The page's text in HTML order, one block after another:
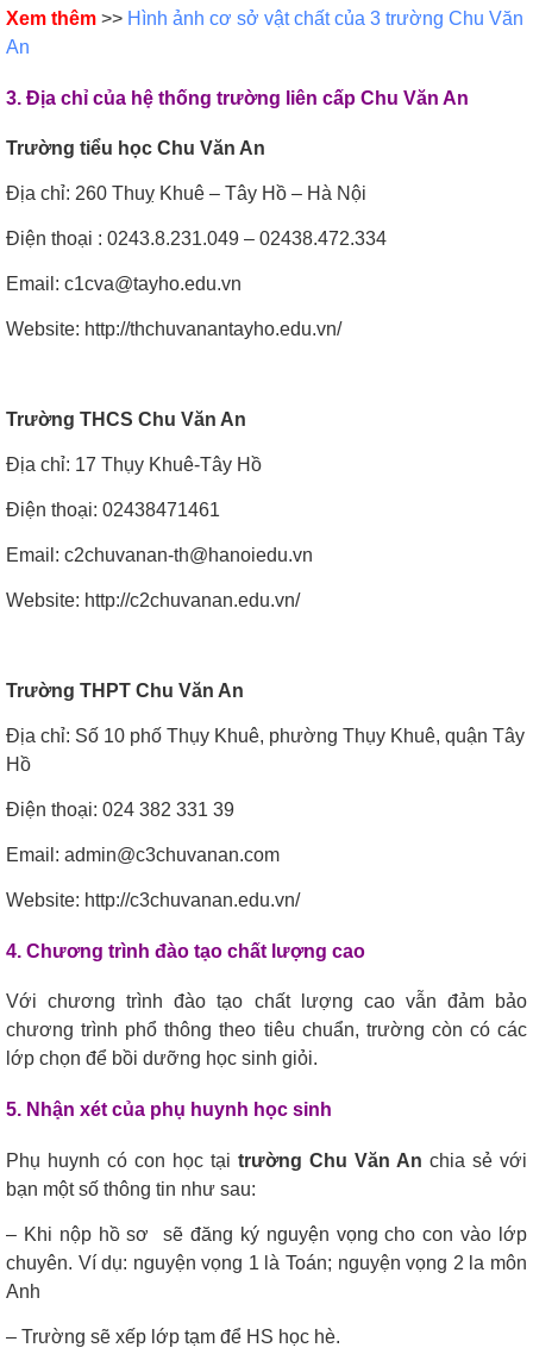
Xem thêm >> Hình ảnh cơ sở vật chất của 3 trường Chu Văn
An
3. Địa chỉ của hệ thống trường liên cấp Chu Văn An
Trường tiểu học Chu Văn An
Địa chỉ: 260 Thuỵ Khuê – Tây Hồ – Hà Nội
Điện thoại : 0243.8.231.049 – 02438.472.334
Email: c1cva@tayho.edu.vn
Website: http://thchuvanantayho.edu.vn/
Trường THCS Chu Văn An
Địa chỉ: 17 Thụy Khuê-Tây Hồ
Điện thoại: 02438471461
Email: c2chuvanan-th@hanoiedu.vn
Website: http://c2chuvanan.edu.vn/
Trường THPT Chu Văn An
Địa chỉ: Số 10 phố Thụy Khuê, phường Thụy Khuê, quận Tây
Hồ
Điện thoại: 024 382 331 39
Email: admin@c3chuvanan.com
Website: http://c3chuvanan.edu.vn/
4. Chương trình đào tạo chất lượng cao
Với chương trình đào tạo chất lượng cao vẫn đảm bảo
chương trình phổ thông theo tiêu chuẩn, trường còn có các
lớp chọn để bồi dưỡng học sinh giỏi.
5. Nhận xét của phụ huynh học sinh
Phụ huynh có con học tại trường Chu Văn An chia sẻ với
bạn một số thông tin như sau:
– Khi nộp hồ sơ sẽ đăng ký nguyện vọng cho con vào lớp
chuyên. Ví dụ: nguyện vọng 1 là Toán; nguyện vọng 2 la môn
Anh
– Trường sẽ xếp lớp tạm để HS học hè.